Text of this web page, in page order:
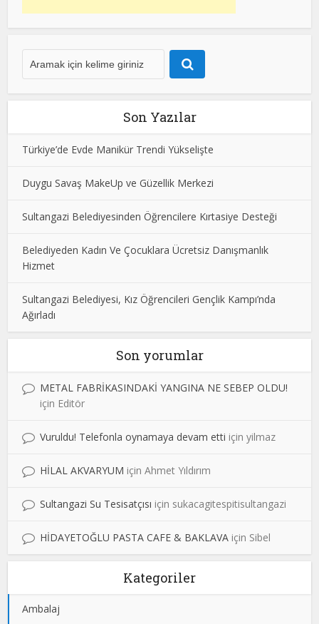
Son Yazılar
Türkiye’de Evde Manikür Trendi Yükselişte
Duygu Savaş MakeUp ve Güzellik Merkezi
Sultangazi Belediyesinden Öğrencilere Kırtasiye Desteği
Belediyeden Kadın Ve Çocuklara Ücretsiz Danışmanlık
Hizmet
Sultangazi Belediyesi, Kız Öğrencileri Gençlik Kampı’nda
Ağırladı
Son yorumlar
METAL FABRİKASINDAKİ YANGINA NE SEBEP OLDU!
için Editör
Vuruldu! Telefonla oynamaya devam etti içinyilmaz
HİLAL AKVARYUM içinAhmet Yıldırım
Sultangazi Su Tesisatçısı için sukacagitespitisultangazi
HİDAYETOĞLU PASTA CAFE & BAKLAVA için Sibel
Kategoriler
Ambalaj